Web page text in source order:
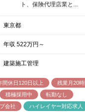
ト、保険代理店業と...
東京都
年収 522万円 ～
建築施工管理
間休日120日以上
残業月20
積極採用中
転勤なし
会社
ハイレイヤー対応求人